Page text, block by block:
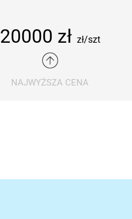
20000 zł zł/szt
NAJWYŻSZA CENA